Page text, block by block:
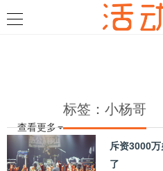
查看更多
标签：小杨哥
斥资3000
了